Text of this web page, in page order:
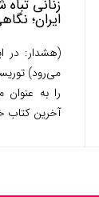
زنانی
ایران؛
(هشدار: در
می‌رود)
را به عنوان
آخرین کتاب